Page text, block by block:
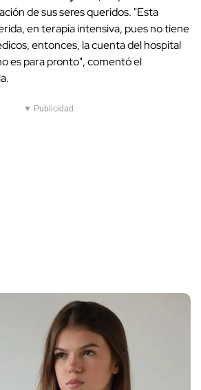
de sus seres queridos. "Esta
en terapia intensiva, pues no tiene
entonces, la cuenta del hospital
es para pronto", comentó el
▼ Publicidad